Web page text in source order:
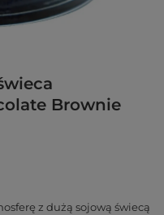
Brownie
z dużą sojową świecą